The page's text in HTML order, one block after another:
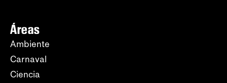
Áreas
Ambiente
Carnaval
Ciencia